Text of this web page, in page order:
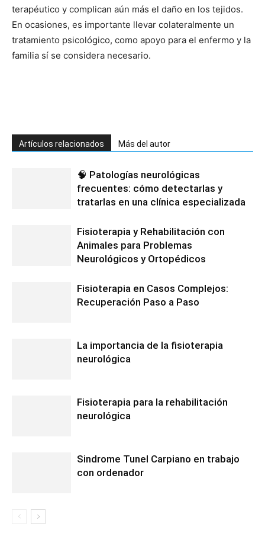
terapéutico y complican aún más el daño en los tejidos.
En ocasiones, es importante llevar colateralmente un
tratamiento psicológico, como apoyo para el enfermo y la
familia sí se considera necesario.
Artículos relacionados Más del autor
🧠 Patologías neurológicas
frecuentes: cómo detectarlas y
tratarlas en una clínica especializada
Fisioterapia y Rehabilitación con
Animales para Problemas
Neurológicos y Ortopédicos
Fisioterapia en Casos Complejos:
Recuperación Paso a Paso
La importancia de la fisioterapia
neurológica
Fisioterapia para la rehabilitación
neurológica
Sindrome Tunel Carpiano en trabajo
con ordenador